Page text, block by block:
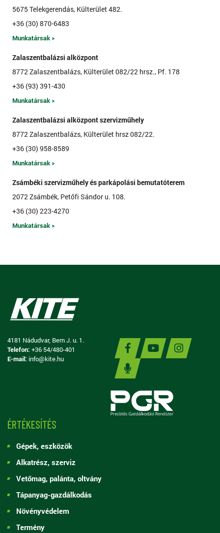
5675 Telekgerendás, Külterület 482.
+36 (30) 870-6483
Munkatársak »
Zalaszentbalázsi alközpont
8772 Zalaszentbalázs, Külterület 082/22 hrsz., Pf. 178
+36 (93) 391-430
Munkatársak »
Zalaszentbalázsi alközpont szervizműhely
8772 Zalaszentbalázs, Külterület hrsz 082/22.
+36 (30) 958-8589
Munkatársak »
Zsámbéki szervizműhely és parkápolási bemutatóterem
2072 Zsámbék, Petőfi Sándor u. 108.
+36 (30) 223-4270
Munkatársak »
4181 Nádudvar, Bem J. u. 1.
Telefon: +36 54/480-401
E-mail: info@kite.hu
ÉRTÉKESÍTÉS
Gépek, eszközök
Alkatrész, szerviz
Vetőmag, palánta, oltvány
Tápanyag-gazdálkodás
Növényvédelem
Termény